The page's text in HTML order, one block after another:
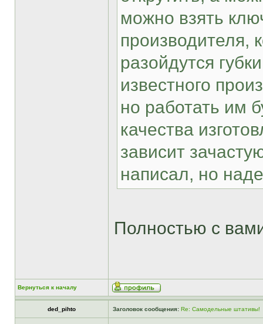
можно взять
производителя,
разойдутся
известного
но работать им
качества
зависит
написал, но
Полностью с
Вернуться к началу
ded_pihto Заголовок сообщения: Re: Самодельные штативы!